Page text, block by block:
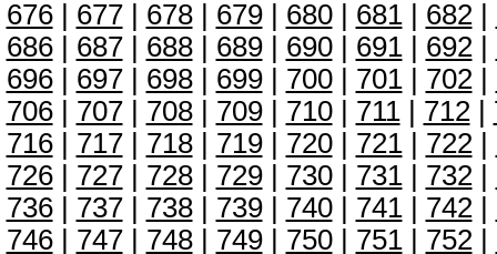
676| 677| 678| 679| 680| 681| 682|
686| 687| 688| 689| 690| 691| 692|
696| 697| 698| 699| 700| 701| 702|
706| 707| 708| 709| 710| 711| 712|
716| 717| 718| 719| 720| 721| 722|
726| 727| 728| 729| 730| 731| 732|
736| 737| 738| 739| 740| 741| 742|
746| 747| 748| 749| 750| 751| 752|